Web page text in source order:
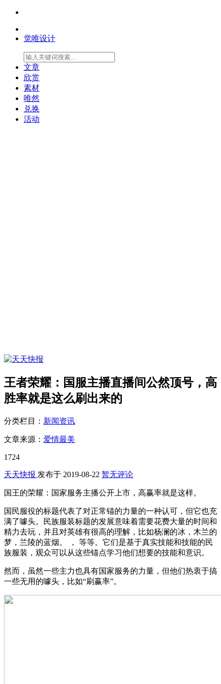
觉唯设计
文章
欣赏
素材
唯然
兑换
活动
王者荣耀：国服主播直播间公然顶号，高
胜率就是这么刷出来的
分类栏目： 新闻资讯
文章来源： 爱情最美
1724
天天快报 发布于 2019-08-22 暂无评论
国王的荣耀：国家服务主播公开上市，高赢率就是这样。
国民服役的标题代表了对正常锚的力量的一种认可，但它也充
满了噱头。民族服装标题的发展意味着需要花费大量的时间和
精力去玩，并且对英雄有很高的理解，比如杨澜的冰，木兰的
梦，兰陵的蓝烟。 ， 等等。它们是基于真实技能和技能的民
族服装，观众可以从这些锚点学习他们想要的技能和意识。
然而，虽然一些主力也具有国家服务的力量，但他们热衷于搞
一些无用的噱头，比如“刷赢率”。